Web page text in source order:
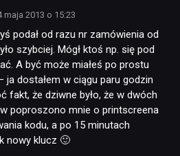
maja 2013 o 15:23
podał od razu nr zamówienia od
szybciej. Mógł ktoś np. się pod
A być może miałeś po prostu
ja dostałem w ciągu paru godzin
fakt, że dziwne było, że w dwóch
poproszono mnie o printscreena
kodu, a po 15 minutach
nowy klucz 🙂